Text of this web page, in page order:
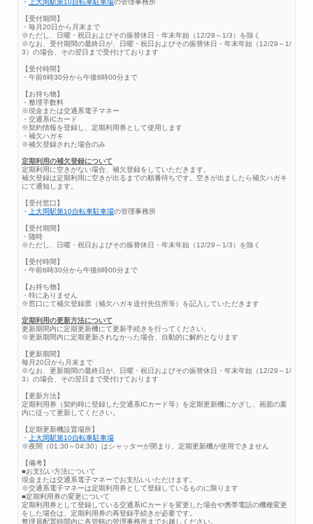
【受付期間】
・毎月20日から月末まで
※ただし、日曜・祝日およびその振替休日・年末年始（12/29～1/3）を除く
※なお、受付期間の最終日が、日曜・祝日およびその振替休日・年末年始（12/29～1/
3）の場合、その翌日まで受付けております
【受付時間】
・午前6時30分から午後8時00分まで
【お持ち物】
・整理手数料
※現金または交通系電子マネー
・交通系ICカード
※契約情報を登録し、定期利用券として使用します
・補欠ハガキ
※補欠登録された場合のみ
定期利用の補欠登録について
定期利用に空きがない場合、補欠登録をしていただきます。
補欠登録は定期利用に空きが出るまでの順番待ちです。空きが出ましたら補欠ハガキ
にて通知します。
【受付窓口】
・
上大岡駅第10自転車駐車場の管理事務所
【受付期間】
・随時
※ただし、日曜・祝日およびその振替休日・年末年始（12/29～1/3）を除く
【受付時間】
・午前6時30分から午後8時00分まで
【お持ち物】
・特にありません
※窓口にて補欠登録票（補欠ハガキ送付先住所等）を記入していただきます
定期利用の更新方法について
更新期間内に定期更新機にて更新手続きを行ってください。
※更新期間内に定期更新されなかった場合、自動的に解約となります
【更新期間】
毎月20日から月末まで
※なお、更新期間の最終日が、日曜・祝日およびその振替休日・年末年始（12/29～1/
3）の場合、その翌日まで受付けております
【更新方法】
定期利用券（契約時に登録した交通系ICカード等）を定期更新機にかざし、画面の案
内に従って更新してください。
【定期更新機設置場所】
・
上大岡駅第10自転車駐車場
※夜間（01:30～04:30）はシャッターが閉まり、定期更新機が使用できません
【備考】
■お支払い方法について
現金または交通系電子マネーでお支払いいただけます。
※交通系電子マネーは定期利用券として登録しているものに限ります
■定期利用券の変更について
定期利用券として登録している交通系ICカードを変更した場合や携帯電話の機種変更
をした場合は、定期利用券の再登録手続きが必要です。
整理員配置時間内に各管轄の管理事務所までお越しください。